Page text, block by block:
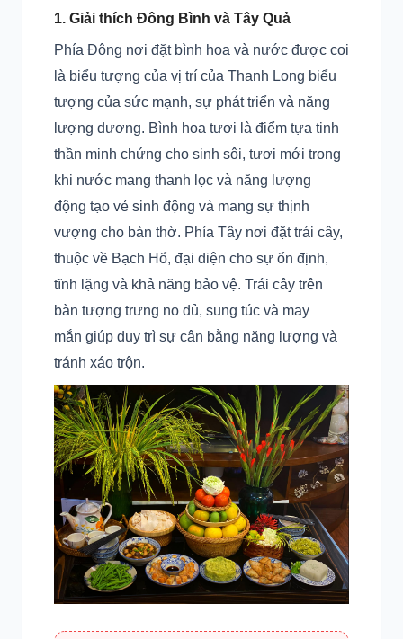
1. Giải thích Đông Bình và Tây Quả
Phía Đông nơi đặt bình hoa và nước được coi
là biểu tượng của vị trí của Thanh Long biểu
tượng của sức mạnh, sự phát triển và năng
lượng dương. Bình hoa tươi là điểm tựa tinh
thần minh chứng cho sinh sôi, tươi mới trong
khi nước mang thanh lọc và năng lượng
động tạo vẻ sinh động và mang sự thịnh
vượng cho bàn thờ. Phía Tây nơi đặt trái cây,
thuộc về Bạch Hổ, đại diện cho sự ổn định,
tĩnh lặng và khả năng bảo vệ. Trái cây trên
bàn tượng trưng no đủ, sung túc và may
mắn giúp duy trì sự cân bằng năng lượng và
tránh xáo trộn.